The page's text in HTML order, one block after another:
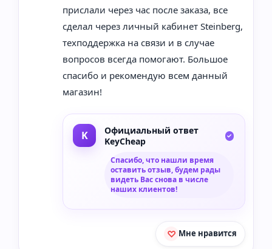
прислали через час после заказа, все
сделал через личный кабинет Steinberg,
техподдержка на связи и в случае
вопросов всегда помогают. Большое
спасибо и рекомендую всем данный
магазин!
Официальный ответ
KeyCheap
Спасибо, что нашли время
оставить отзыв, будем рады
видеть Вас снова в числе
наших клиентов!
Мне нравится